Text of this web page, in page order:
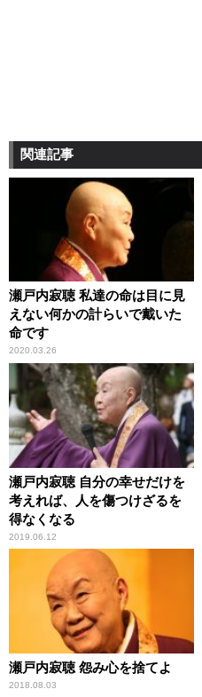
関連記事
瀬戸内寂聴 私達の命は目に見
えない何かの計らいで戴いた
命です
2020.03.26
瀬戸内寂聴 自分の幸せだけを
考えれば、人を傷つけざるを
得なくなる
2019.06.12
瀬戸内寂聴 怨み心を捨てよ
2018.08.03